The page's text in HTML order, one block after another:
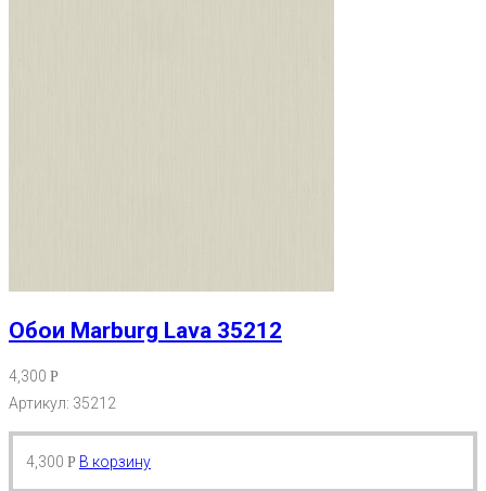
Обои Marburg Lava 35212
4,300 Р
Артикул: 35212
4,300 Р В корзину